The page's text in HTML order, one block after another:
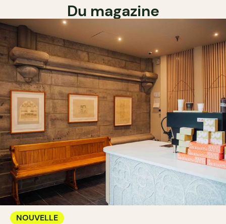
Du magazine
NOUVELLE